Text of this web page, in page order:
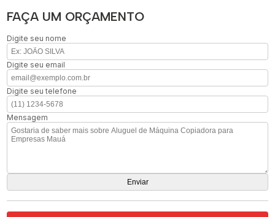
FAÇA UM ORÇAMENTO
Digite seu nome
Digite seu email
Digite seu telefone
Mensagem